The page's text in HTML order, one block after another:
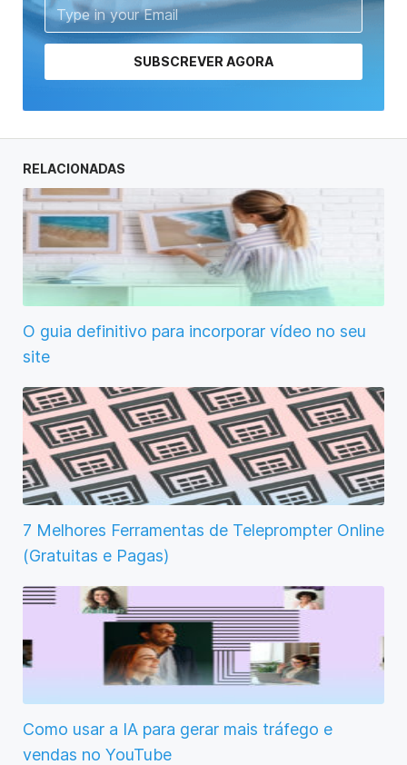
SUBSCREVER AGORA
RELACIONADAS
O guia definitivo para incorporar vídeo no seu
site
7 Melhores Ferramentas de Teleprompter Online
(Gratuitas e Pagas)
Como usar a IA para gerar mais tráfego e
vendas no YouTube